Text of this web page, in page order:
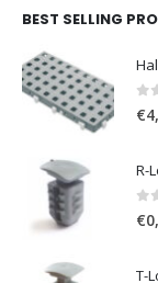
BEST SELLING
0
€
R-
0
€
T-